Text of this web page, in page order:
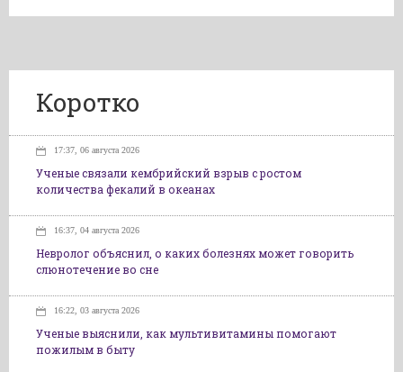
Коротко
17:37, 06 августа 2026
Ученые связали кембрийский взрыв с ростом
количества фекалий в океанах
16:37, 04 августа 2026
Невролог объяснил, о каких болезнях может говорить
слюнотечение во сне
16:22, 03 августа 2026
Ученые выяснили, как мультивитамины помогают
пожилым в быту